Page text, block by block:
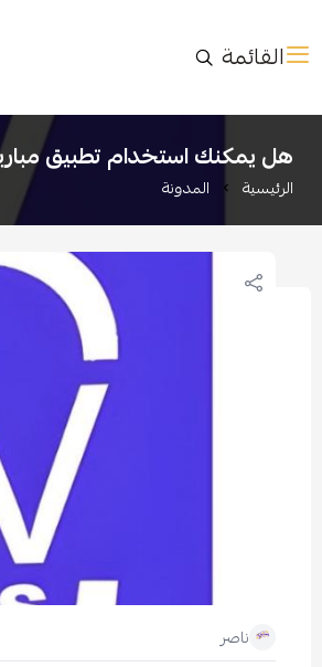
القائمة
هل يمكنك استخدام تطبيق
الرئيسية المدونة
ناصر